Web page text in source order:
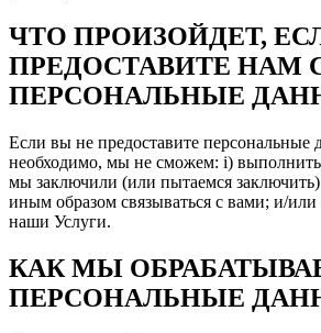
ЧТО ПРОИЗОЙДЕТ,
ПРЕДОСТАВИТЕ НАМ
ПЕРСОНАЛЬНЫЕ
Если вы не предоставите персональные
необходимо, мы не сможем: i)
мы заключили (или пытаемся
иным образом связываться с вами; и/
наши Услуги.
КАК МЫ
ПЕРСОНАЛЬНЫЕ